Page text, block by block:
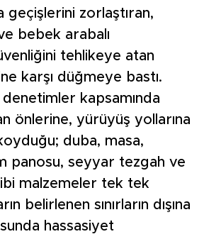
geçişlerini zorlaştıran,
bebek arabalı
tehlikeye atan
karşı düğmeye bastı.
kapsamında
önlerine, yürüyüş yollarına
duba, masa,
panosu, seyyar tezgah ve
malzemeler tek tek
belirlenen sınırların dışına
hassasiyet